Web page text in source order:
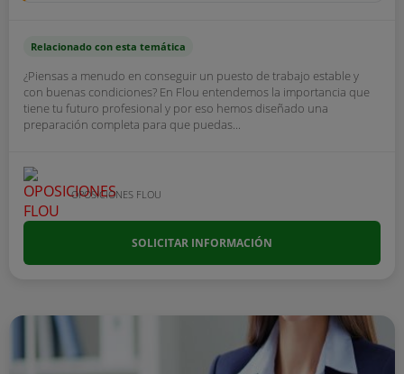
Relacionado con esta temática
¿Piensas a menudo en conseguir un puesto de trabajo estable y
con buenas condiciones? En Flou entendemos la importancia que
tiene tu futuro profesional y por eso hemos diseñado una
preparación completa para que puedas...
OPOSICIONES FLOU
SOLICITAR INFORMACIÓN